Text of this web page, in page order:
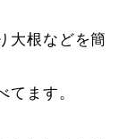
大根などを簡
てます。